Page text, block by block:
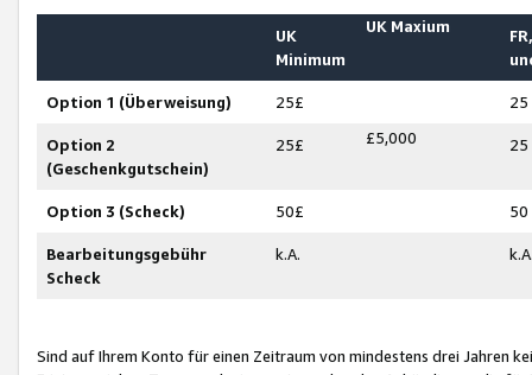
UK
Minimum
UK Maxium
Option 1 (Überweisung) 25£ 25
Option 2
(Geschenkgutschein)
25£ £5,000 25
Option 3 (Scheck) 50£ 50
Bearbeitungsgebühr
Scheck
k.A.
Sind auf Ihrem Konto für einen Zeitraum von mindestens drei Jahren